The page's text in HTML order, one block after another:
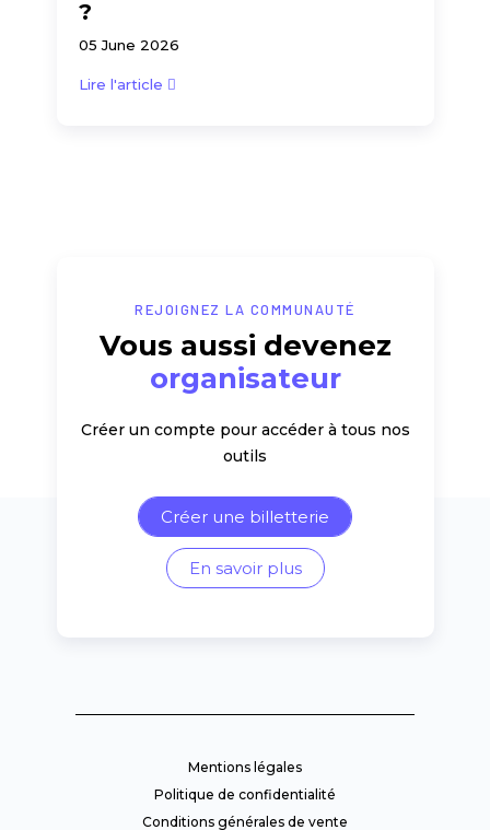
?
05 June 2026
Lire l'article
REJOIGNEZ LA COMMUNAUTÉ
Vous aussi devenez
organisateur
Créer un compte pour accéder à tous nos
outils
Créer une billetterie
En savoir plus
Mentions légales
Politique de confidentialité
Conditions générales de vente